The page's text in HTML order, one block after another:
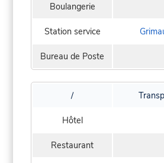
Boulangerie
Station service
Bureau de Poste
/
Hôtel
Restaurant